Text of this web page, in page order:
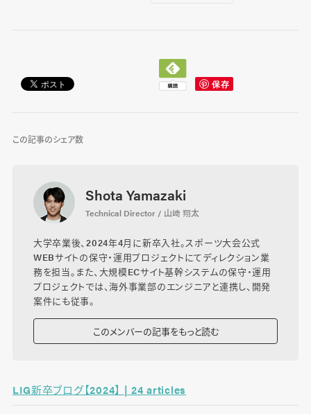
この記事のシェア数
Shota Yamazaki
Technical Director / 山﨑 翔太
大学卒業後、2024年4月に新卒入社。スポーツ大会公式
WEBサイトの保守・運用プロジェクトにてディレクション業
務を担当。また、大規模ECサイト基幹システムの保守・運用
プロジェクトでは、海外事業部のエンジニアと連携し、開発
案件にも従事。
このメンバーの記事をもっと読む
LIG新卒ブログ【2024】 | 24 articles